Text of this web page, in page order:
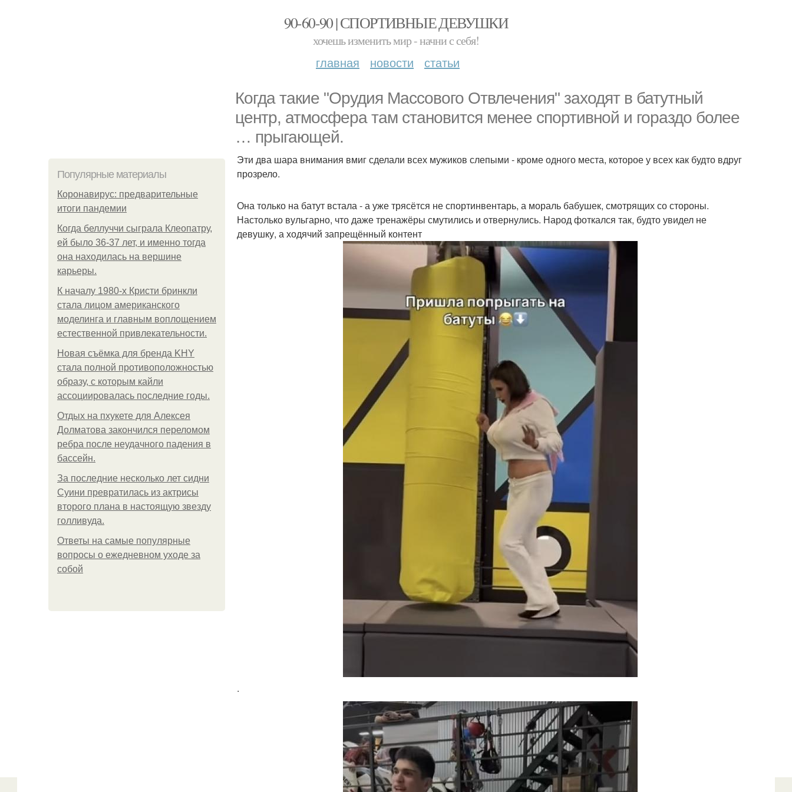
90-60-90 | СПОРТИВНЫЕ ДЕВУШКИ
хочешь изменить мир - начни с себя!
главная новости статьи
Когда такие "Орудия Массового Отвлечения" заходят в батутный
центр, атмосфера там становится менее спортивной и гораздо более
… прыгающей.
Популярные материалы
Коронавирус: предварительные
итоги пандемии
Когда беллуччи сыграла Клеопатру,
ей было 36-37 лет, и именно тогда
она находилась на вершине
карьеры.
К началу 1980-х Кристи бринкли
стала лицом американского
моделинга и главным воплощением
естественной привлекательности.
Новая съёмка для бренда KHY
стала полной противоположностью
образу, с которым кайли
ассоциировалась последние годы.
Отдых на пхукете для Алексея
Долматова закончился переломом
ребра после неудачного падения в
бассейн.
За последние несколько лет сидни
Суини превратилась из актрисы
второго плана в настоящую звезду
голливуда.
Ответы на самые популярные
вопросы о ежедневном уходе за
собой
Эти два шара внимания вмиг сделали всех мужиков слепыми - кроме одного места, которое у всех как будто вдруг
прозрело.
Она только на батут встала - а уже трясётся не спортинвентарь, а мораль бабушек, смотрящих со стороны.
Настолько вульгарно, что даже тренажёры смутились и отвернулись. Народ фоткался так, будто увидел не
девушку, а ходячий запрещённый контент
.